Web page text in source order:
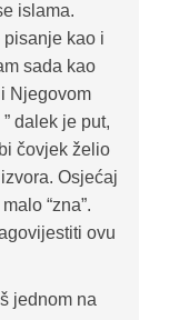
islama.
pisanje kao i
sada kao
Njegovom
dalek je put,
čovjek želio
Osjećaj
“zna”.
ovu
jednom na